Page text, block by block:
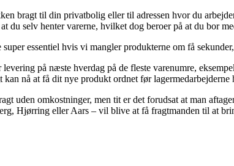
bragt til din privatbolig eller til adressen hvor du
du selv henter varerne, hvilket dog beroer på at du bor
essentiel hvis vi mangler produkterne om få
på næste hverdag på de fleste varenumre,
kan nå at få dit nye produkt ordnet før lagermedarbejderne
uden omkostninger, men tit er det forudsat at man
Hjørring eller Aars – vil blive at få fragtmanden til at